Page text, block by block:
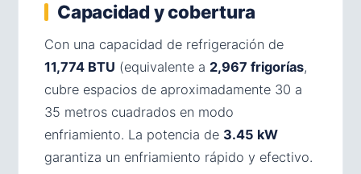
Capacidad y cobertura
Con una capacidad de refrigeración de
11,774 BTU (equivalente a 2,967 frigorías,
cubre espacios de aproximadamente 30 a
35 metros cuadrados en modo
enfriamiento. La potencia de 3.45 kW
garantiza un enfriamiento rápido y efectivo.